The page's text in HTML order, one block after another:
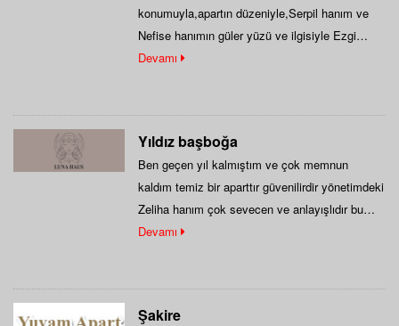
konumuyla,apartın düzeniyle,Serpil hanım ve
Nefise hanımın güler yüzü ve ilgisiyle Ezgi
Apartı tercih ettim ve 5 yıldır…
Devamı
Yıldız başboğa
Ben geçen yıl kalmıştım ve çok memnun
kaldım temiz bir aparttır güvenilirdir yönetimdeki
Zeliha hanım çok sevecen ve anlayışlıdır bu…
Devamı
Şakire